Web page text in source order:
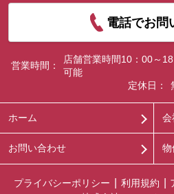
電話でお問
営業時間：
店舗営業時間10：00～
可能
定休日：
ホーム 会
お問い合わせ 物
プライバシーポリシー 利用規約